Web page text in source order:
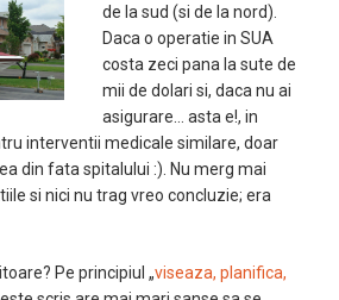
de la sud (si de la nord).
Daca o operatie in SUA
costa zeci pana la sute de
mii de dolari si, daca nu ai
asigurare… asta e!, in
interventii medicale similare, doar
din fata spitalului :). Nu merg mai
si nici nu trag vreo concluzie; era
Pe principiul „viseaza, planifica,